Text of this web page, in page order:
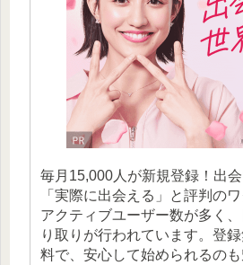
毎月15,000人が新規登録！出
「実際に出会える」と評判の
アクティブユーザー数が多く
り取りが行われています。登
料で、安心して始められるの